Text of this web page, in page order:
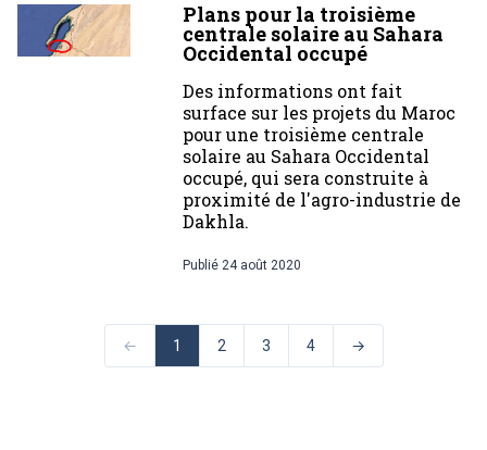
Plans pour la troisième
centrale solaire au Sahara
Occidental occupé
Des informations ont fait
surface sur les projets du Maroc
pour une troisième centrale
solaire au Sahara Occidental
occupé, qui sera construite à
proximité de l'agro-industrie de
Dakhla.
Publié 24 août 2020
← 1 2 3 4 →